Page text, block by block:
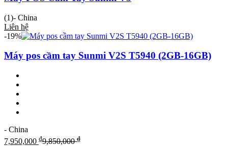
(1)- China
Liên hệ
-19%
Máy pos cầm tay Sunmi V2S T5940 (2GB-16GB)
- China
7,950,000 ₫9,850,000₫